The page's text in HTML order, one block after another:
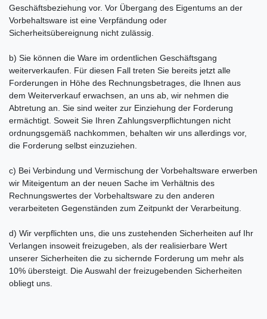
Geschäftsbeziehung vor. Vor Übergang des Eigentums an der
Vorbehaltsware ist eine Verpfändung oder
Sicherheitsübereignung nicht zulässig.
b) Sie können die Ware im ordentlichen Geschäftsgang
weiterverkaufen. Für diesen Fall treten Sie bereits jetzt alle
Forderungen in Höhe des Rechnungsbetrages, die Ihnen aus
dem Weiterverkauf erwachsen, an uns ab, wir nehmen die
Abtretung an. Sie sind weiter zur Einziehung der Forderung
ermächtigt. Soweit Sie Ihren Zahlungsverpflichtungen nicht
ordnungsgemäß nachkommen, behalten wir uns allerdings vor,
die Forderung selbst einzuziehen.
c) Bei Verbindung und Vermischung der Vorbehaltsware erwerben
wir Miteigentum an der neuen Sache im Verhältnis des
Rechnungswertes der Vorbehaltsware zu den anderen
verarbeiteten Gegenständen zum Zeitpunkt der Verarbeitung.
d) Wir verpflichten uns, die uns zustehenden Sicherheiten auf Ihr
Verlangen insoweit freizugeben, als der realisierbare Wert
unserer Sicherheiten die zu sichernde Forderung um mehr als
10% übersteigt. Die Auswahl der freizugebenden Sicherheiten
obliegt uns.